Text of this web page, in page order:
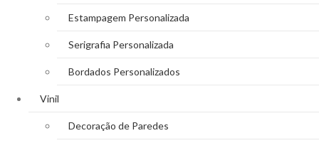
Estampagem Personalizada
Serigrafia Personalizada
Bordados Personalizados
Vinil
Decoração de Paredes